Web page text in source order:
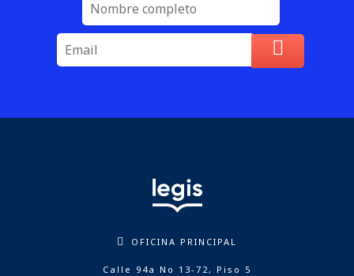
OFICINA PRINCIPAL
Calle 94a No 13-72, Piso 5